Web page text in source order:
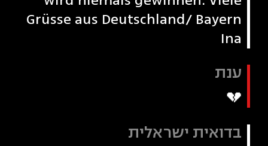
Grüße aus Deutschland/ Bayern
Ina
ענת
💔
בדואית ישראלית